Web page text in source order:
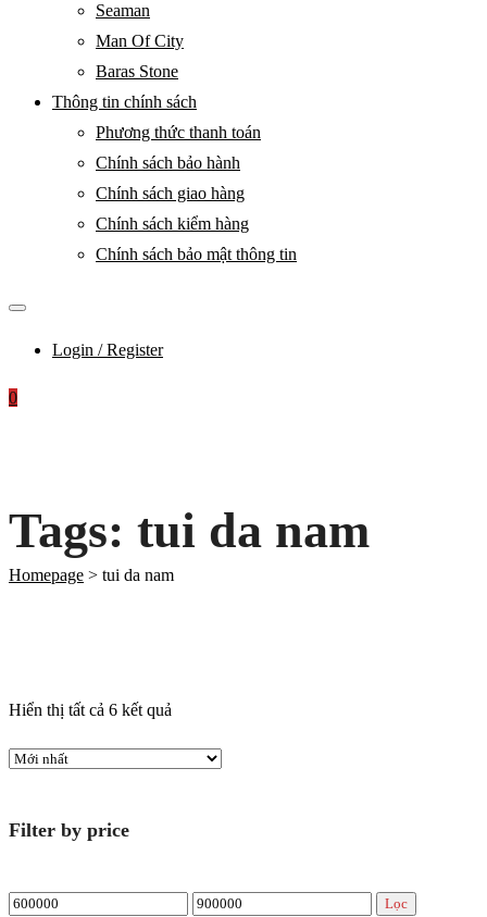
Seaman
Man Of City
Baras Stone
Thông tin chính sách
Phương thức thanh toán
Chính sách bảo hành
Chính sách giao hàng
Chính sách kiểm hàng
Chính sách bảo mật thông tin
Login / Register
0
Tags: tui da nam
Homepage > tui da nam
Hiển thị tất cả 6 kết quả
xếp
Filter by price
Giá
Giá
Lọc